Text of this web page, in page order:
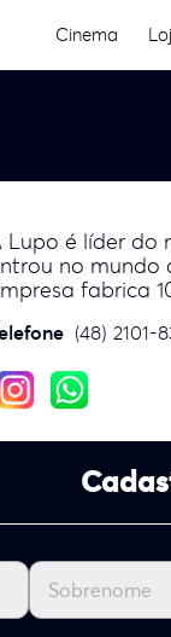
Cinema
Lupo é líder do
no mundo
fabrica
(48) 2101-